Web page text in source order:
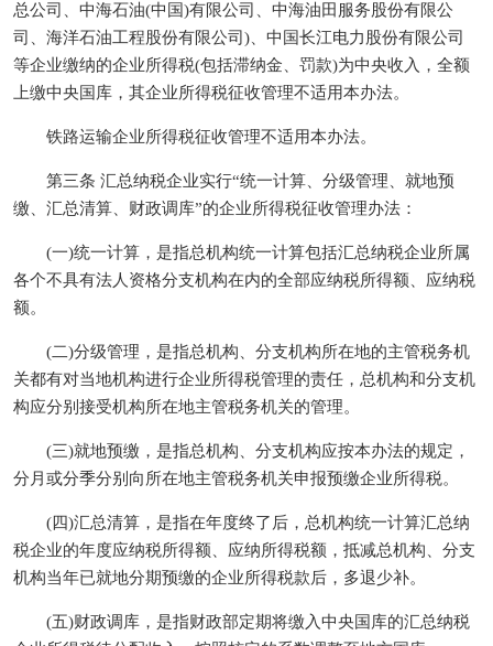
总公司、中海石油(中国)有限公司、中海油田服务股份有限公
司、海洋石油工程股份有限公司)、中国长江电力股份有限公司
等企业缴纳的企业所得税(包括滞纳金、罚款)为中央收入，全额
上缴中央国库，其企业所得税征收管理不适用本办法。
铁路运输企业所得税征收管理不适用本办法。
第三条 汇总纳税企业实行“统一计算、分级管理、就地预
缴、汇总清算、财政调库”的企业所得税征收管理办法：
(一)统一计算，是指总机构统一计算包括汇总纳税企业所属
各个不具有法人资格分支机构在内的全部应纳税所得额、应纳税
额。
(二)分级管理，是指总机构、分支机构所在地的主管税务机
关都有对当地机构进行企业所得税管理的责任，总机构和分支机
构应分别接受机构所在地主管税务机关的管理。
(三)就地预缴，是指总机构、分支机构应按本办法的规定，
分月或分季分别向所在地主管税务机关申报预缴企业所得税。
(四)汇总清算，是指在年度终了后，总机构统一计算汇总纳
税企业的年度应纳税所得额、应纳所得税额，抵减总机构、分支
机构当年已就地分期预缴的企业所得税款后，多退少补。
(五)财政调库，是指财政部定期将缴入中央国库的汇总纳税